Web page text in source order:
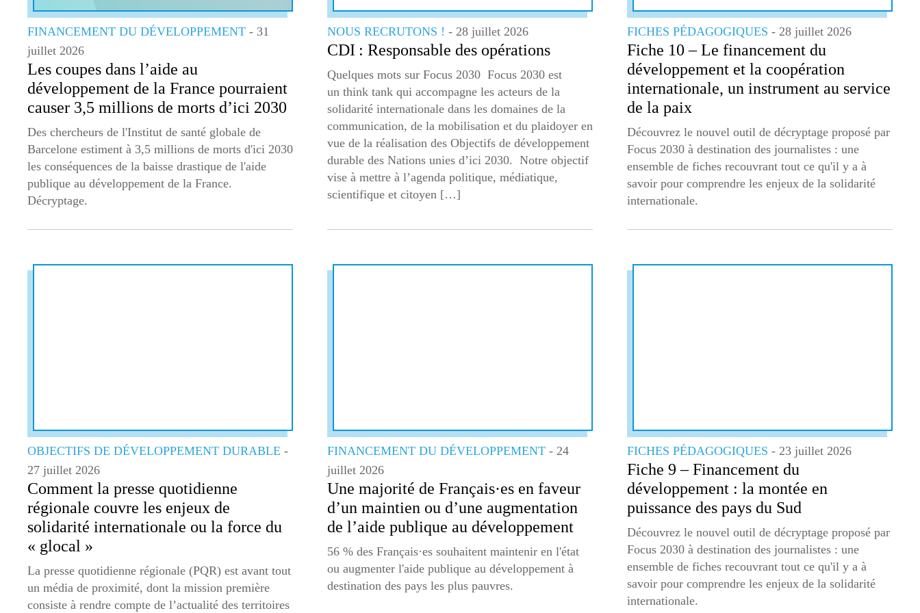
FINANCEMENT DU DÉVELOPPEMENT - 31
juillet 2026
Les coupes dans l’aide au
développement de la France pourraient
causer 3,5 millions de morts d’ici 2030
Des chercheurs de l'Institut de santé globale de
Barcelone estiment à 3,5 millions de morts d'ici 2030
les conséquences de la baisse drastique de l'aide
publique au développement de la France.
Décryptage.
NOUS RECRUTONS ! - 28 juillet 2026
CDI : Responsable des opérations
Quelques mots sur Focus 2030 Focus 2030 est
un think tank qui accompagne les acteurs de la
solidarité internationale dans les domaines de la
communication, de la mobilisation et du plaidoyer en
vue de la réalisation des Objectifs de développement
durable des Nations unies d’ici 2030. Notre objectif
vise à mettre à l’agenda politique, médiatique,
scientifique et citoyen […]
FICHES PÉDAGOGIQUES - 28 juillet 2026
Fiche 10 – Le financement du
développement et la coopération
internationale, un instrument au service
de la paix
Découvrez le nouvel outil de décryptage proposé par
Focus 2030 à destination des journalistes : une
ensemble de fiches recouvrant tout ce qu'il y a à
savoir pour comprendre les enjeux de la solidarité
internationale.
OBJECTIFS DE DÉVELOPPEMENT DURABLE -
27 juillet 2026
Comment la presse quotidienne
régionale couvre les enjeux de
solidarité internationale ou la force du
« glocal »
La presse quotidienne régionale (PQR) est avant tout
un média de proximité, dont la mission première
consiste à rendre compte de l’actualité des territoires
FINANCEMENT DU DÉVELOPPEMENT - 24
juillet 2026
Une majorité de Français·es en faveur
d’un maintien ou d’une augmentation
de l’aide publique au développement
56 % des Français·es souhaitent maintenir en l'état
ou augmenter l'aide publique au développement à
destination des pays les plus pauvres.
FICHES PÉDAGOGIQUES - 23 juillet 2026
Fiche 9 – Financement du
développement : la montée en
puissance des pays du Sud
Découvrez le nouvel outil de décryptage proposé par
Focus 2030 à destination des journalistes : une
ensemble de fiches recouvrant tout ce qu'il y a à
savoir pour comprendre les enjeux de la solidarité
internationale.